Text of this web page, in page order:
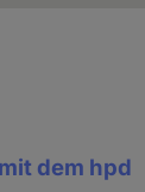
dem hpd